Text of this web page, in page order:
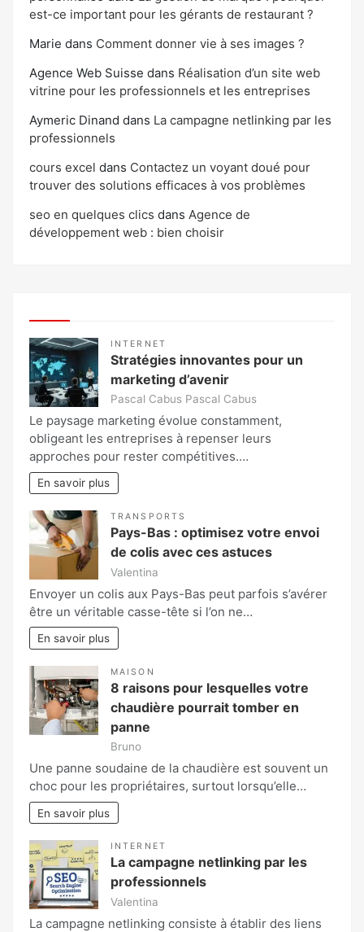
est-ce important pour les gérants de restaurant ?
Marie dans Comment donner vie à ses images ?
Agence Web Suisse dans Réalisation d’un site web
vitrine pour les professionnels et les entreprises
Aymeric Dinand dans La campagne netlinking par les
professionnels
cours excel dans Contactez un voyant doué pour
trouver des solutions efficaces à vos problèmes
seo en quelques clics dans Agence de
développement web : bien choisir
INTERNET
Stratégies innovantes pour un
marketing d’avenir
Pascal Cabus Pascal Cabus
Le paysage marketing évolue constamment,
obligeant les entreprises à repenser leurs
approches pour rester compétitives.…
En savoir plus
TRANSPORTS
Pays-Bas : optimisez votre envoi
de colis avec ces astuces
Valentina
Envoyer un colis aux Pays-Bas peut parfois s’avérer
être un véritable casse-tête si l’on ne…
En savoir plus
MAISON
8 raisons pour lesquelles votre
chaudière pourrait tomber en
panne
Bruno
Une panne soudaine de la chaudière est souvent un
choc pour les propriétaires, surtout lorsqu’elle…
En savoir plus
INTERNET
La campagne netlinking par les
professionnels
Valentina
La campagne netlinking consiste à établir des liens